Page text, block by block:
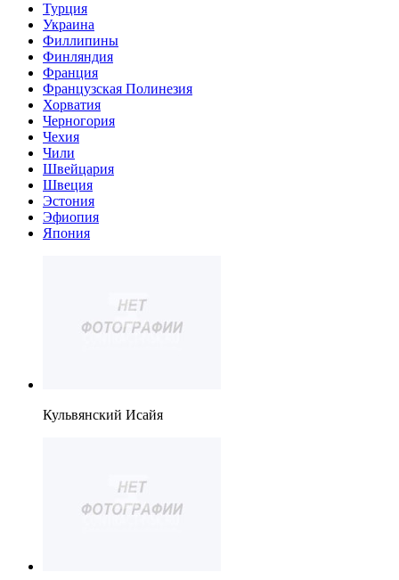
Турция
Украина
Филлипины
Финляндия
Франция
Французская Полинезия
Хорватия
Черногория
Чехия
Чили
Швейцария
Швеция
Эстония
Эфиопия
Япония
Кульвянский Исайя